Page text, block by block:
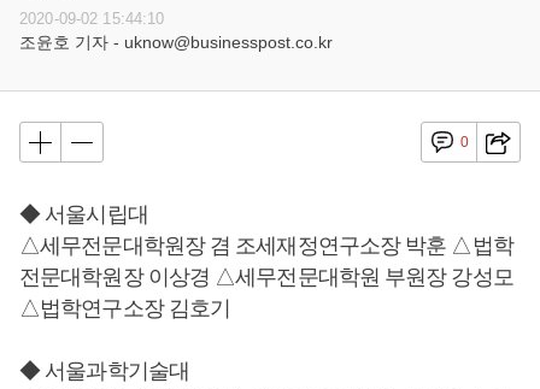
2020-09-02 15:44:10
조윤호 기자 - uknow@businesspost.co.kr
0
◆ 서울시립대
△세무전문대학원장 겸 조세재정연구소장 박훈 △법학
전문대학원장 이상경 △세무전문대학원 부원장 강성모
△법학연구소장 김호기
◆ 서울과학기술대